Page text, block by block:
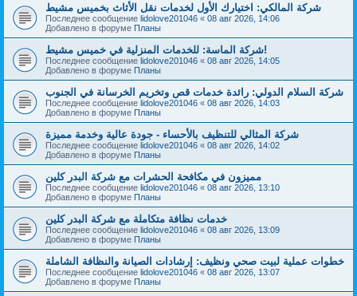
شركة المالكي: اختيارك الأول لخدمات نقل الأثاث بخميس مشيط
Последнее сообщение lidolove201046 « 08 авг 2026, 14:06
Добавлено в форуме Планы
شركة الماسة: للخدمات المنزلية في خميس مشيط!
Последнее сообщение lidolove201046 « 08 авг 2026, 14:05
Добавлено в форуме Планы
شركة السلام الدولي: رائدة خدمات قص وتخريم الخرسانة في الجنوب
Последнее сообщение lidolove201046 « 08 авг 2026, 14:03
Добавлено в форуме Планы
شركة المثالي للتنظيف بالأحساء - جودة عالية وخدمة مميزة
Последнее сообщение lidolove201046 « 08 авг 2026, 14:02
Добавлено в форуме Планы
مميزون في مكافحة الحشرات مع شركة البدر كلين
Последнее сообщение lidolove201046 « 08 авг 2026, 13:10
Добавлено в форуме Планы
خدمات نظافة متكاملة مع شركة البدر كلين
Последнее сообщение lidolove201046 « 08 авг 2026, 13:09
Добавлено в форуме Планы
خطوات عملية لبيت صحي ونظيف: إرشادات الصيانة والنظافة الشاملة
Последнее сообщение lidolove201046 « 08 авг 2026, 13:07
Добавлено в форуме Планы